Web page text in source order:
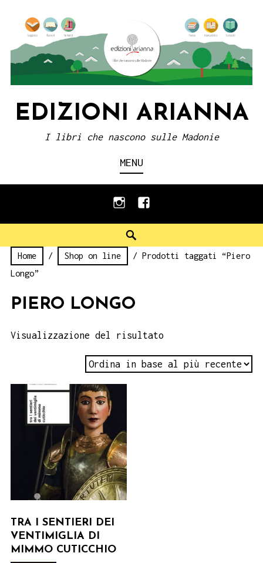
content
EDIZIONI ARIANNA
I libri che nascono sulle Madonie
MENU
instagramfacebook
Home / Shop on line
/ Prodotti taggati “Piero
Longo”
PIERO LONGO
Visualizzazione del risultato
TRA I SENTIERI DEI
VENTIMIGLIA DI
MIMMO CUTICCHIO